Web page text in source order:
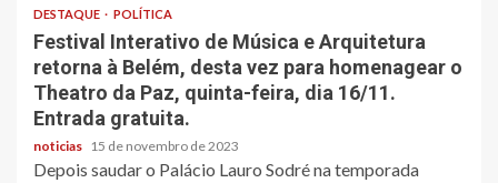
DESTAQUE POLÍTICA
Festival Interativo de Música e Arquitetura
retorna à Belém, desta vez para homenagear o
Theatro da Paz, quinta-feira, dia 16/11.
Entrada gratuita.
noticias 15 de novembro de 2023
Depois saudar o Palácio Lauro Sodré na temporada